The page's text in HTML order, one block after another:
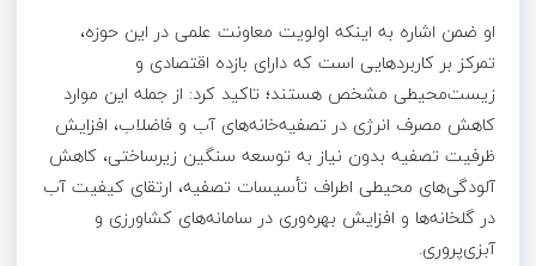
او ضمن اشاره به اینکه اولویت معاونت علمی در این حوزه،
تمرکز بر کاربردهایی است که دارای بازده اقتصادی و
زیست‌محیطی مشخص هستند؛ تاکید کرد: از جمله این موارد
کاهش مصرف انرژی در تصفیه‌خانه‌های آب و فاضلاب، افزایش
ظرفیت تصفیه بدون نیاز به توسعه سنگین زیرساختی، کاهش
آلودگی‌های محیطی اطراف تأسیسات تصفیه، ارتقای کیفیت آب
در گلخانه‌ها و افزایش بهره‌وری در سامانه‌های کشاورزی و
آبزی‌پروری.